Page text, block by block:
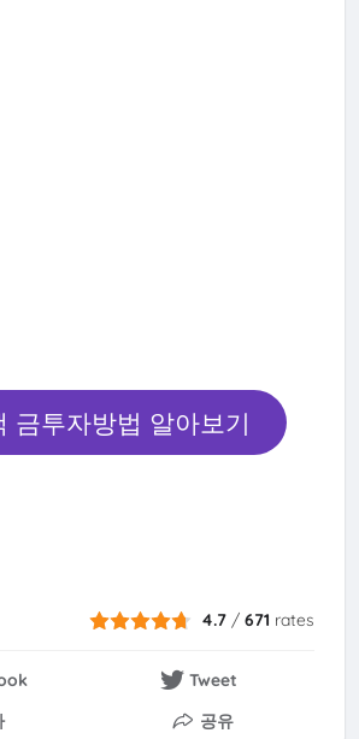
금투자방법 알아보기
4.7 /671 rates
Tweet
공유